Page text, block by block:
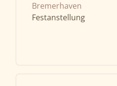
Bremerhaven
Festanstellung